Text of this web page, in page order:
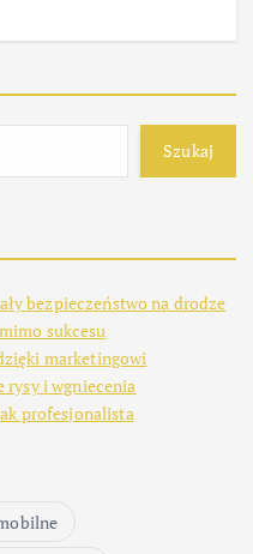
Szukaj
bezpieczeństwo na drodze
sukcesu
marketingowi
i wgniecenia
profesjonalista